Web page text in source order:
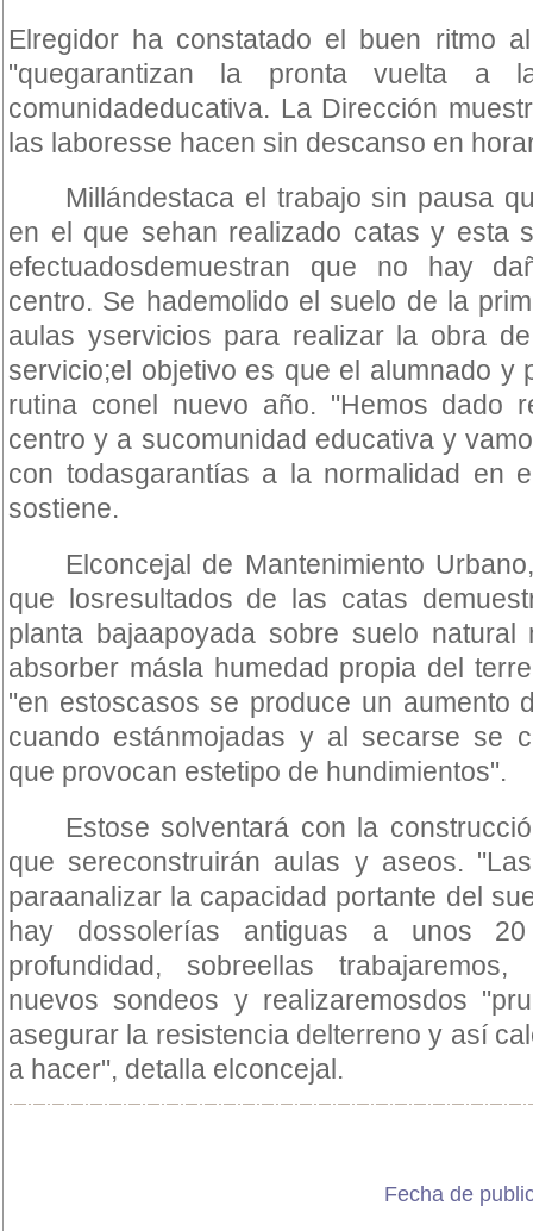
Elregidor ha constatado el buen ritmo
"quegarantizan la pronta vuelta a
comunidadeducativa. La Dirección
las laboresse hacen sin descanso en
Millándestaca el trabajo sin pausa
en el que sehan realizado catas y esta
efectuadosdemuestran que no hay
centro. Se hademolido el suelo de la
aulas yservicios para realizar la obra
servicio;el objetivo es que el alumnado y
rutina conel nuevo año. "Hemos dado
centro y a sucomunidad educativa y
con todasgarantías a la normalidad en
sostiene.
Elconcejal de Mantenimiento
que losresultados de las catas
planta bajaapoyada sobre suelo natural
absorber másla humedad propia del
"en estoscasos se produce un aumento
cuando estánmojadas y al secarse se
que provocan estetipo de hundimientos".
Estose solventará con la
que sereconstruirán aulas y aseos.
paraanalizar la capacidad portante del
hay dossolerías antiguas a unos
profundidad, sobreellas
nuevos sondeos y realizaremosdos
asegurar la resistencia delterreno y así
a hacer", detalla elconcejal.
Fecha de